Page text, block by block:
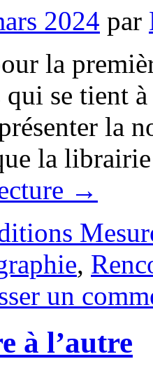
2024 par
la
se tient
la
la
→
,
un
à l’autre